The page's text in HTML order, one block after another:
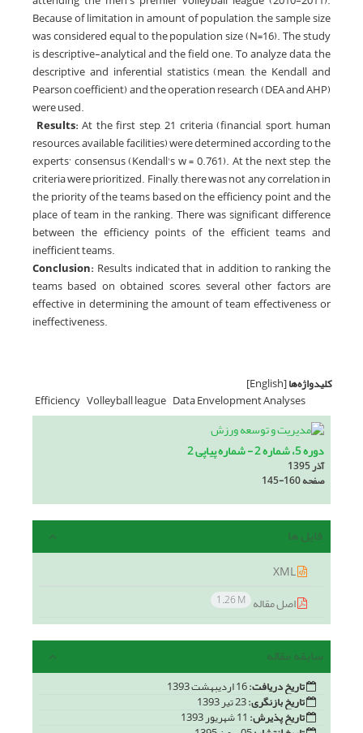
Because of limitation in amount of population, the sample size
was considered equal to the population size (N=16). The study
is descriptive-analytical and the field one. To analyze data, the
descriptive and inferential statistics (mean, the Kendall and
Pearson coefficient) and the operation research (DEA and AHP)
were used.
Results: At the first step, 21 criteria (financial, sport, human
resources, available facilities) were determined according to the
experts’ consensus (Kendall's w = 0.761). At the next step, the
criteria were prioritized. Finally, there was not any correlation in
the priority of the teams based on the efficiency point and the
place of team in the ranking. There was significant difference
between the efficiency points of the efficient teams and
inefficient teams.
Conclusion: Results indicated that in addition to ranking the
teams based on obtained scores, several other factors are
effective in determining the amount of team effectiveness or
ineffectiveness.
کلیدواژه‌ها[English]
Efficiency Volleyball league Data Envelopment Analyses
دوره 5، شماره 2 - شماره پیاپی 2
آذر 1395
صفحه145-160
فایل ها
اصل مقاله 1.26 M
سابقه مقاله
تاریخ دریافت:
تاریخ بازنگری:
تاریخ پذیرش: